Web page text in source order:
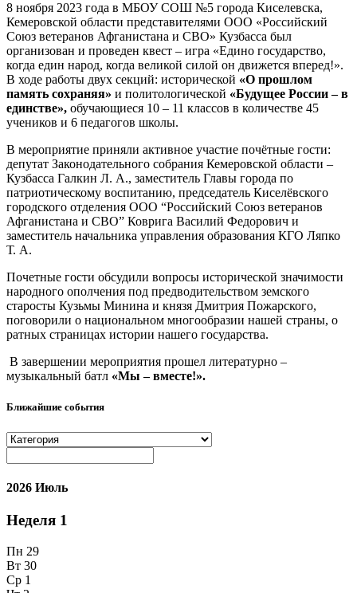
8 ноября 2023 года в МБОУ СОШ №5 города Киселевска,
Кемеровской области представителями ООО «Российский
Союз ветеранов Афганистана и СВО» Кузбасса был
организован и проведен квест – игра «Едино государство,
когда един народ, когда великой силой он движется вперед!».
В ходе работы двух секций: исторической «О прошлом
память сохраняя» и политологической «Будущее России – в
единстве», обучающиеся 10 – 11 классов в количестве 45
учеников и 6 педагогов школы.
В мероприятие приняли активное участие почётные гости:
депутат Законодательного собрания Кемеровской области –
Кузбасса Галкин Л. А., заместитель Главы города по
патриотическому воспитанию, председатель Киселёвского
городского отделения ООО “Российский Союз ветеранов
Афганистана и СВО” Коврига Василий Федорович и
заместитель начальника управления образования КГО Ляпко
Т. А.
Почетные гости обсудили вопросы исторической значимости
народного ополчения под предводительством земского
старосты Кузьмы Минина и князя Дмитрия Пожарского,
поговорили о национальном многообразии нашей страны, о
ратных страницах истории нашего государства.
В завершении мероприятия прошел литературно –
музыкальный батл «Мы – вместе!».
Ближайшие события
2026 Июль
Неделя 1
Пн 29
Вт 30
Ср 1